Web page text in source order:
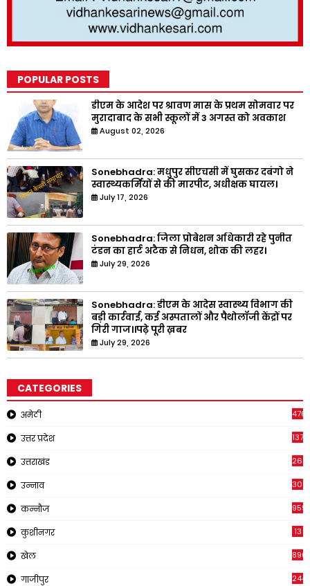
POPULAR POSTS
डीएम के आदेश पर श्रावण मास के प्रथम सोमवार पर
मुरादाबाद के सभी स्कूलों में 3 अगस्त को अवकाश
August 02, 2026
Sonebhadra: मधुपुर सीएचसी में घुसकर दबंगो ने
स्वास्थ्यकर्मियों से की मारपीट, अधीक्षक घायल।
July 17, 2026
Sonebhadra: जिला प्रोबेशन अधिकारी रहे पुनीत
टंडन का हार्ट अटैक से निधन, शोक की लहर।
July 29, 2026
Sonebhadra: डीएम के आदेस स्वास्थ्य विभाग की
बड़ी कार्रवाई, कई अस्पतालों और पैथोलॉजी केंद्रों पर
गिरी गाज।।पढ़े पूरी ख़बर
July 29, 2026
CATEGORIES
अमेठी
उत्तर प्रदेश 1378
उत्तराखंड
उन्नाव 308
कन्नौज 959
कुशीनगर 13
खेल 896
गाजीपुर 244